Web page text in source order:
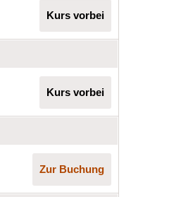
Kurs vorbei
Kurs vorbei
Zur Buchung